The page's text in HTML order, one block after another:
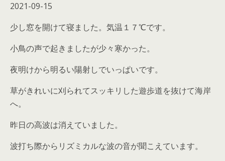
2021-09-15
少し窓を開けて寝ました。気温１７℃です。
小鳥の声で起きましたが少々寒かった。
夜明けから明るい陽射しでいっぱいです。
草がきれいに刈られてスッキリした遊歩道を抜けて海岸
へ。
昨日の高波は消えていました。
波打ち際からリズミカルな波の音が聞こえています。